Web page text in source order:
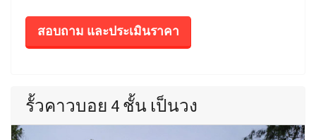
สอบถาม และประเมินราคา
รั้วคาวบอย 4 ชั้น เป็นวง